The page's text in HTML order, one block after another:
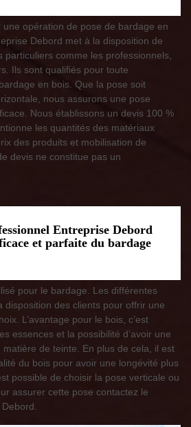
opération de pose de bardage en
Debord met à la disposition de
comme les professionnels,
Ils sont qualifiés pour toute
en bois. Que la pose soit
nous assurons une pose
Nous établissons un devis 100 %
les quantités des matériaux
des produits et mobilisation de
devis ne constitue pas un
Entreprise Debord
et parfaite du bardage
pour le bardage. Les différentes
disposition des clients pour offrir une
L’avantage pour le bois, c’est
essences et la possibilité d’avoir une
de teinte. En plus de cela, il est
du bois pour avoir une longévité plus
possible de choisir la pose verticale ou
assurer cette pose contactez le